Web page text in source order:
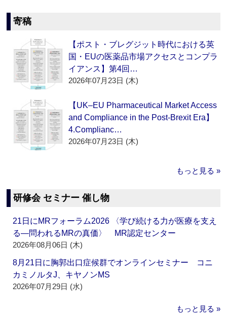
寄稿
【ポスト・ブレグジット時代における英
国・EUの医薬品市場アクセスとコンプラ
イアンス】第4回…
2026年07月23日 (木)
【UK–EU Pharmaceutical Market Access
and Compliance in the Post-Brexit Era】
4.Complianc…
2026年07月23日 (木)
もっと見る »
研修会 セミナー 催し物
21日にMRフォーラム2026 〈学び続ける力が医療を支え
る―問われるMRの真価〉 MR認定センター
2026年08月06日 (木)
8月21日に胸郭出口症候群でオンラインセミナー コニ
カミノルタJ、キヤノンMS
2026年07月29日 (水)
もっと見る »